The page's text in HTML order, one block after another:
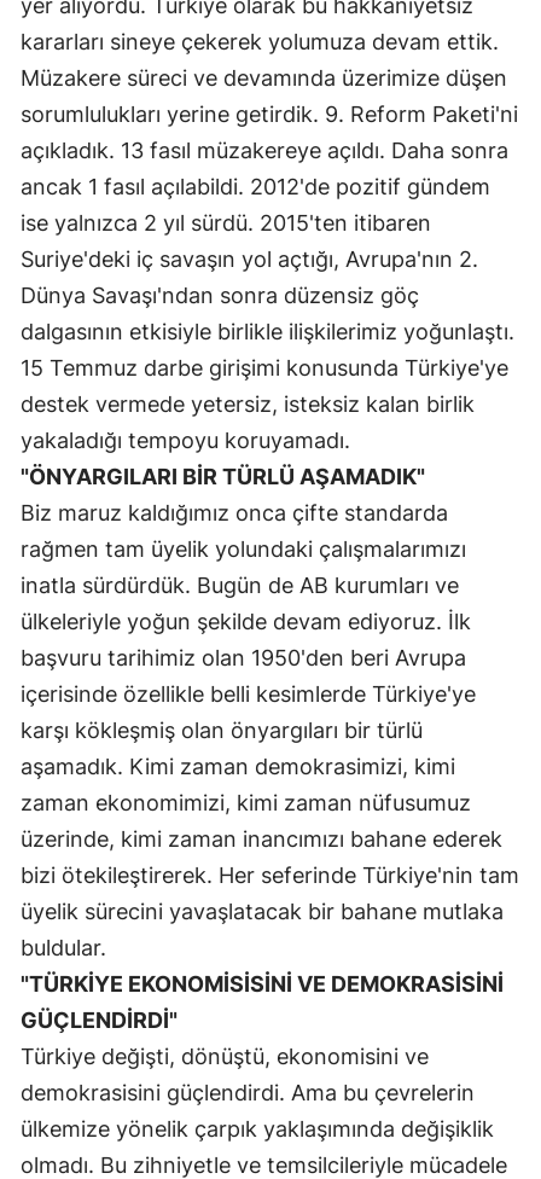
yer alıyordu. Türkiye olarak bu hakkaniyetsiz
kararları sineye çekerek yolumuza devam ettik.
Müzakere süreci ve devamında üzerimize düşen
sorumlulukları yerine getirdik. 9. Reform Paketi'ni
açıkladık. 13 fasıl müzakereye açıldı. Daha sonra
ancak 1 fasıl açılabildi. 2012'de pozitif gündem
ise yalnızca 2 yıl sürdü. 2015'ten itibaren
Suriye'deki iç savaşın yol açtığı, Avrupa'nın 2.
Dünya Savaşı'ndan sonra düzensiz göç
dalgasının etkisiyle birlikle ilişkilerimiz yoğunlaştı.
15 Temmuz darbe girişimi konusunda Türkiye'ye
destek vermede yetersiz, isteksiz kalan birlik
yakaladığı tempoyu koruyamadı.
"ÖNYARGILARI BİR TÜRLÜ AŞAMADIK"
Biz maruz kaldığımız onca çifte standarda
rağmen tam üyelik yolundaki çalışmalarımızı
inatla sürdürdük. Bugün de AB kurumları ve
ülkeleriyle yoğun şekilde devam ediyoruz. İlk
başvuru tarihimiz olan 1950'den beri Avrupa
içerisinde özellikle belli kesimlerde Türkiye'ye
karşı kökleşmiş olan önyargıları bir türlü
aşamadık. Kimi zaman demokrasimizi, kimi
zaman ekonomimizi, kimi zaman nüfusumuz
üzerinde, kimi zaman inancımızı bahane ederek
bizi ötekileştirerek. Her seferinde Türkiye'nin tam
üyelik sürecini yavaşlatacak bir bahane mutlaka
buldular.
"TÜRKİYE EKONOMİSİSİNİ VE DEMOKRASİSİNİ
GÜÇLENDİRDİ"
Türkiye değişti, dönüştü, ekonomisini ve
demokrasisini güçlendirdi. Ama bu çevrelerin
ülkemize yönelik çarpık yaklaşımında değişiklik
olmadı. Bu zihniyetle ve temsilcileriyle mücadele